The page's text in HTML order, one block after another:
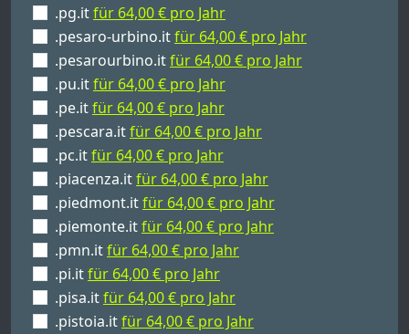
.pg.itfür 64,00 € pro Jahr
.pesaro-urbino.itfür 64,00 € pro Jahr
.pesarourbino.itfür 64,00 € pro Jahr
.pu.itfür 64,00 € pro Jahr
.pe.itfür 64,00 € pro Jahr
.pescara.itfür 64,00 € pro Jahr
.pc.itfür 64,00 € pro Jahr
.piacenza.itfür 64,00 € pro Jahr
.piedmont.itfür 64,00 € pro Jahr
.piemonte.itfür 64,00 € pro Jahr
.pmn.itfür 64,00 € pro Jahr
.pi.itfür 64,00 € pro Jahr
.pisa.itfür 64,00 € pro Jahr
.pistoia.itfür 64,00 € pro Jahr